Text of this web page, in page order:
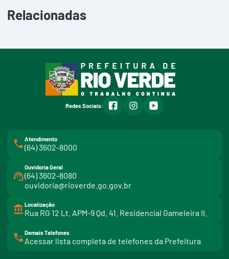
Relacionadas
Redes Sociais: facebookinstagramyoutube
Atendimento
(64) 3602-8000
Ouvidoria Geral
(64) 3602-8080
ouvidoria@rioverde.go.gov.br
Localização
Rua RG 12 Lt. APM-9 Qd. 41. Residencial Gameleira II.
Demais Telefones
Acessar lista completa de telefones da Prefeitura
i